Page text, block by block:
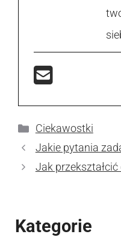
Kategorie
Ciekawostki
Jakie pytania
Jak
Kategorie